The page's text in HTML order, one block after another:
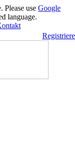
Please use Google
language.